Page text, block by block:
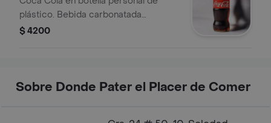
plástico. Bebida carbonatada
refrescante.
$ 4200
Sobre Donde Pater el Placer de Comer